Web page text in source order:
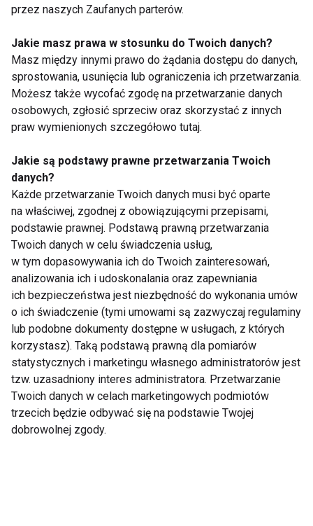
Finał bez Edyty
Górniak. Staliński
Patricia Kazadi
opuściła program
Nie przegap nowości ze
świata FIT!
Zapisz się do naszego newslettera
Wyrażam zgodę na otrzymywanie informacji
handlowej drogą elektroniczną na podany adres e-mail
przez FIT.PL. Więcej informacji znajdziesz w Polityce
przez naszych Zaufanych parterów.
Jakie masz prawa w stosunku do Twoich danych?
Masz między innymi prawo do żądania dostępu do danych,
sprostowania, usunięcia lub ograniczenia ich przetwarzania.
Możesz także wycofać zgodę na przetwarzanie danych
osobowych, zgłosić sprzeciw oraz skorzystać z innych
praw wymienionych szczegółowo tutaj.
Jakie są podstawy prawne przetwarzania Twoich
danych?
Każde przetwarzanie Twoich danych musi być oparte
na właściwej, zgodnej z obowiązującymi przepisami,
podstawie prawnej. Podstawą prawną przetwarzania
Twoich danych w celu świadczenia usług,
w tym dopasowywania ich do Twoich zainteresowań,
analizowania ich i udoskonalania oraz zapewniania
ich bezpieczeństwa jest niezbędność do wykonania umów
o ich świadczenie (tymi umowami są zazwyczaj regulaminy
lub podobne dokumenty dostępne w usługach, z których
korzystasz). Taką podstawą prawną dla pomiarów
statystycznych i marketingu własnego administratorów jest
tzw. uzasadniony interes administratora. Przetwarzanie
Twoich danych w celach marketingowych podmiotów
trzecich będzie odbywać się na podstawie Twojej
dobrowolnej zgody.